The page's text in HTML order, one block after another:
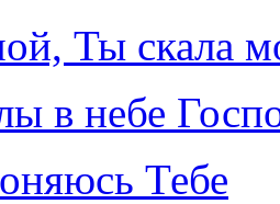
Ты скала
в небе
Тебе